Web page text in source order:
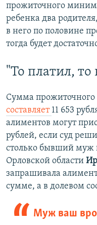
прожиточного
ребенка два
в него по половине
тогда будет
"То платил, то
Сумма
составляет 11 653
алиментов могут
рублей, если суд
столько бывший муж
Орловской области
запрашивала
сумме, а в долевом
Муж ваш